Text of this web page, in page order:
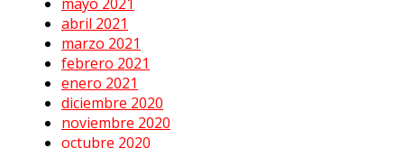
abril 2021
marzo 2021
febrero 2021
enero 2021
diciembre 2020
noviembre 2020
octubre 2020